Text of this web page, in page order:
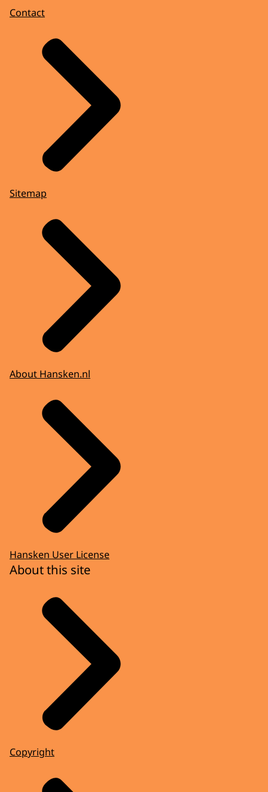
Möchten Sie mehr erfahren? Besuchen Sie
Contact
Sitemap
About Hansken.nl
Hansken User License
About this site
Copyright